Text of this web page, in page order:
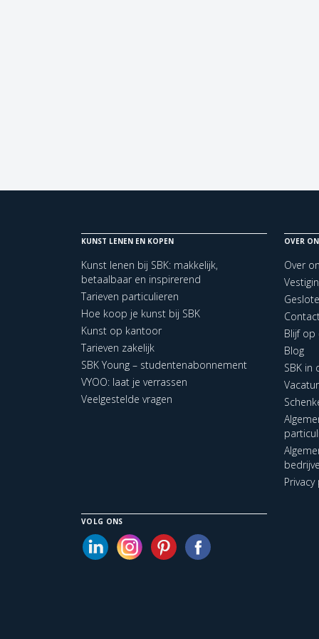
KUNST LENEN EN KOPEN
Kunst lenen bij SBK: makkelijk,
betaalbaar en inspirerend
Tarieven particulieren
Hoe koop je kunst bij SBK
Kunst op kantoor
Tarieven zakelijk
SBK Young – studentenabonnement
VYOO: laat je verrassen
Veelgestelde vragen
OVER
Over
Blijf op
Blog
SBK in
VOLG ONS